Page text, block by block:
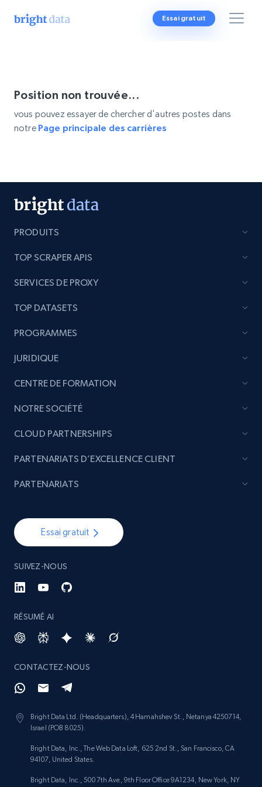
Essai gratuit
Position non trouvée...
vous pouvez essayer de chercher d'autres postes dans
notre Page principale des carrières
PRODUITS
TOP SCRAPER APIS
SERVICES DE PROXY
TOP DATASETS
PROGRAMMES
JURIDIQUE
CENTRE DE FORMATION
NOTRE SOCIÉTÉ
Essai gratuit
SUIVEZ-NOUS
RÉSUMÉ AI
CONTACTEZ-NOUS
Bright Data Ltd. (Headquarters), 4 Hamahshev St., Netanya 4250714,
Israel (POB 8025).
Bright Data, Inc., The Web Data Loft, 625 2nd St., San Francisco, CA
94107, United States.
Bright Data, Inc., 500 7th Ave, 9th Floor Office 9A1234, New York, NY
CLOUD PARTNERSHIPS
PARTENARIATS D’EXCELLENCE CLIENT
PARTENARIATS